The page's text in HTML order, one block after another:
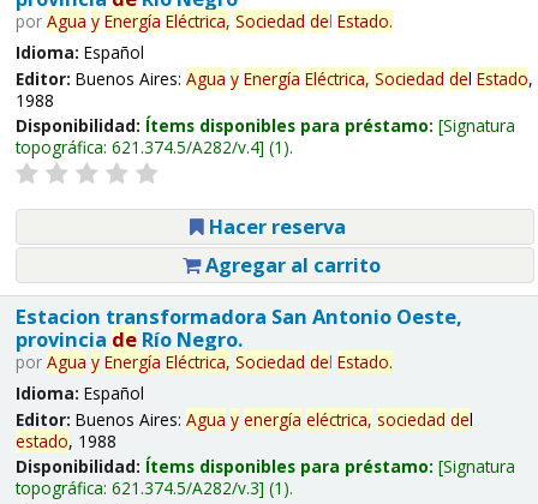
por Agua y Energía Eléctrica, Sociedad del Estado.
Idioma: Español
Editor: Buenos Aires: Agua y Energía Eléctrica, Sociedad del Estado,
1988
Disponibilidad: Ítems disponibles para préstamo: Signatura
topográfica: 621.374.5/A282/v.4 (1).
Hacer reserva
Agregar al carrito
Estacion transformadora San Antonio Oeste,
provincia deRío Negro.
por Agua y Energía Eléctrica, Sociedad del Estado.
Idioma: Español
Editor: Buenos Aires: Agua y energía eléctrica, sociedad del
estado, 1988
Disponibilidad: Ítems disponibles para préstamo: Signatura
topográfica: 621.374.5/A282/v.3 (1).